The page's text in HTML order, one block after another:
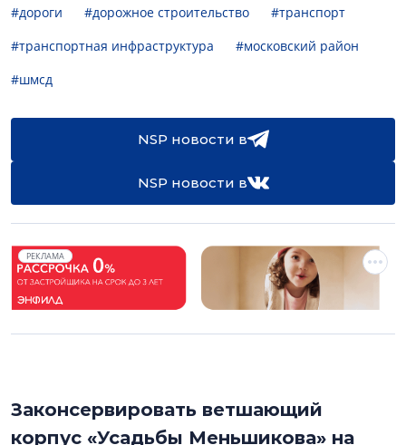
#дороги #дорожное строительство
#транспорт
#транспортная инфраструктура
#московский район
#шмсд
NSP новости в
NSP новости в
РЕКЛАМА
Законсервировать ветшающий
корпус «Усадьбы Меньшикова» на